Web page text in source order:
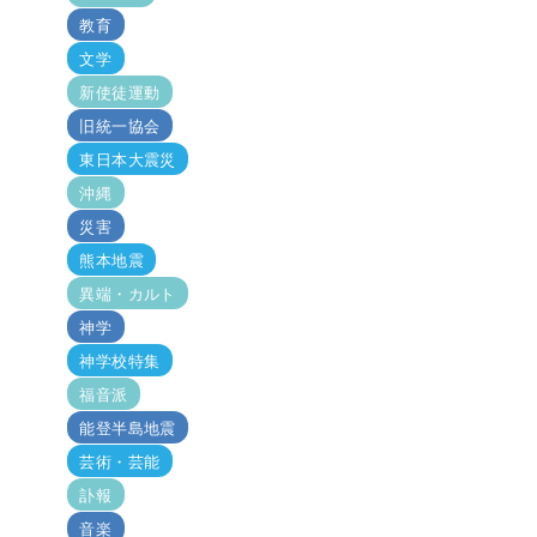
教育
文学
新使徒運動
旧統一協会
東日本大震災
沖縄
災害
熊本地震
異端・カルト
神学
神学校特集
福音派
能登半島地震
芸術・芸能
訃報
音楽